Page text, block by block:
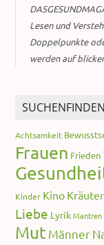
Lesen und
Doppelpunkte
werden auf
SUCHENFINDEN
Achtsamkeit
Frauen Frieden
Kinder Kino Kräuter
Liebe Lyrik Mantren
Mut Männer